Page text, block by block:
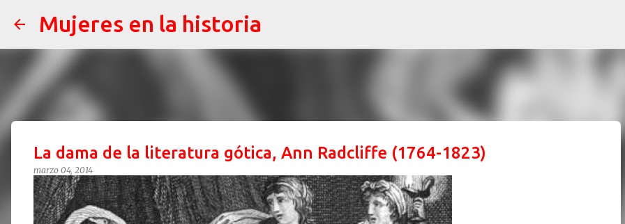
Mujeres en la historia
La dama de la literatura gótica, Ann Radcliffe (1764-1823)
marzo 04, 2014